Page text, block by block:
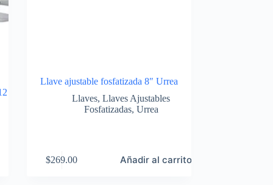
Llave ajustable fosfatizada 8″ Urrea
Llaves,Llaves Ajustables
Fosfatizadas, Urrea
$269.00 Añadir al carrito